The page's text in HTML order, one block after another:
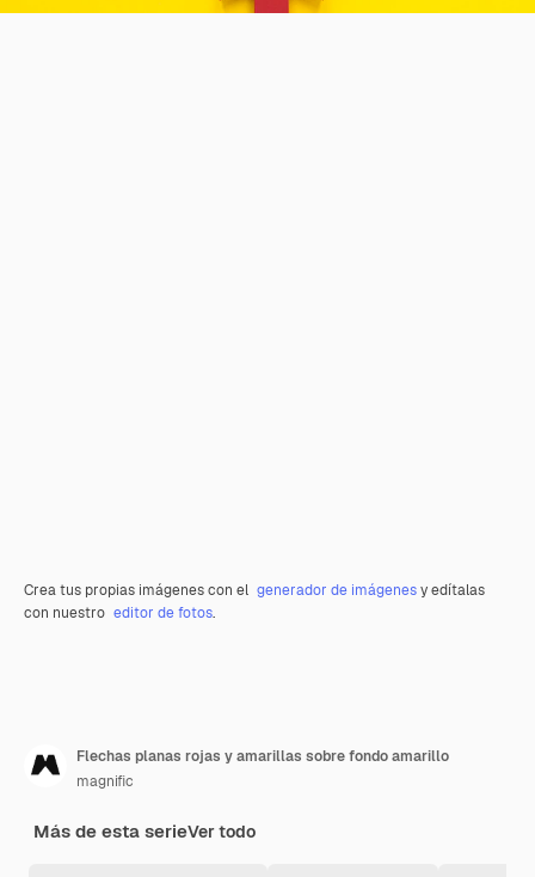
Crea tus propias imágenes con el generador de imágenesy edítalas
con nuestro editor de fotos.
Flechas planas rojas y amarillas sobre fondo amarillo
magnific
Más de esta serieVer todo